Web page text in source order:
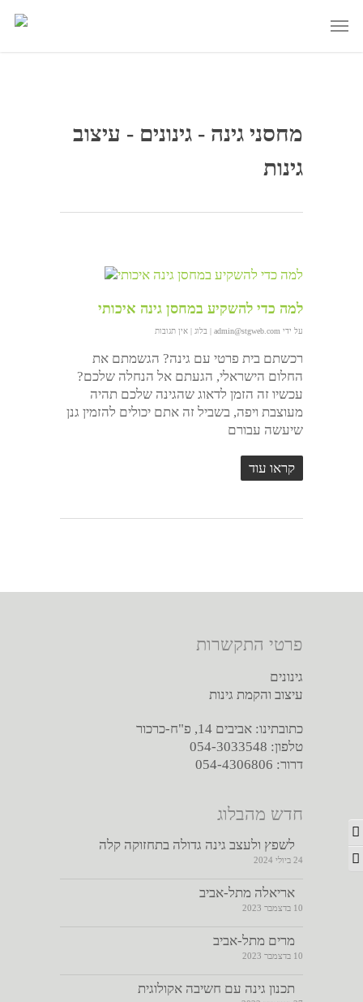
מתג ניגודיות גבוהה
מתג גודל גופן
מחסני גינה - גינונים - עיצוב
גינות
למה כדי להשקיע במחסן גינה איכותי
על ידי admin@stgweb.com
| בלוג | אין תגובות
רכשתם בית פרטי עם גינה? הגשמתם את
החלום הישראלי, הגעתם אל הנחלה שלכם?
עכשיו זה הזמן לדאוג שהגינה שלכם תהיה
מעוצבת ויפה, בשביל זה אתם יכולים להזמין גנן
שיעשה עבורם
קראו עוד
פרטי התקשרות
גינונים
עיצוב והקמת גינות
כתובתינו: אביבים 14, פ"ח-כרכור
טלפון: 054-3033548
דרור: 054-4306806
חדש מהבלוג
לשפץ ולעצב גינה גדולה בתחזוקה קלה
24 ביולי 2024
אריאלה מתל-אביב
10 בדצמבר 2023
מרים מתל-אביב
10 בדצמבר 2023
תכנון גינה עם חשיבה אקולוגית